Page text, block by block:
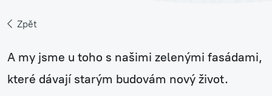
Zpět
A my jsme u toho s našimi zelenými fasádami,
které dávají starým budovám nový život.